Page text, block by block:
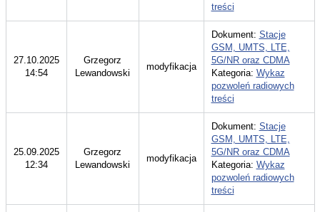
treści
27.10.2025
14:54
Grzegorz
Lewandowski
modyfikacja
Dokument: Stacje
GSM, UMTS, LTE,
5G/NR oraz CDMA
Kategoria: Wykaz
pozwoleń radiowych
treści
25.09.2025
12:34
Grzegorz
Lewandowski
modyfikacja
Dokument: Stacje
GSM, UMTS, LTE,
5G/NR oraz CDMA
Kategoria: Wykaz
pozwoleń radiowych
treści